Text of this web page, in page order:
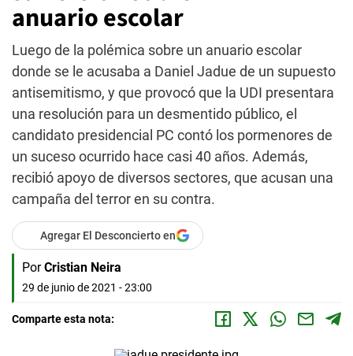
anuario escolar
Luego de la polémica sobre un anuario escolar
donde se le acusaba a Daniel Jadue de un supuesto
antisemitismo, y que provocó que la UDI presentara
una resolución para un desmentido público, el
candidato presidencial PC contó los pormenores de
un suceso ocurrido hace casi 40 años. Además,
recibió apoyo de diversos sectores, que acusan una
campaña del terror en su contra.
Agregar El Desconcierto en
Por Cristian Neira
29 de junio de 2021 - 23:00
Comparte esta nota: